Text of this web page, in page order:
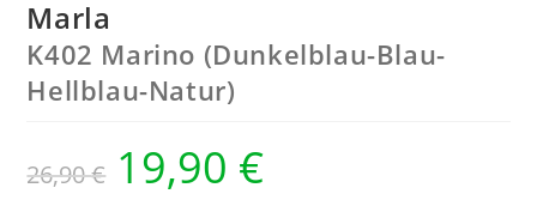
Marla
K402 Marino (Dunkelblau-Blau-
Hellblau-Natur)
26,90€ 19,90 €